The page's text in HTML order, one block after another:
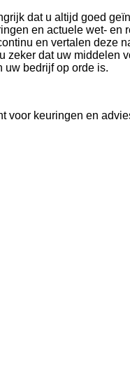
dat u altijd goed
en actuele wet- en
en vertalen deze
zeker dat uw middelen
uw bedrijf op orde is.
voor keuringen en